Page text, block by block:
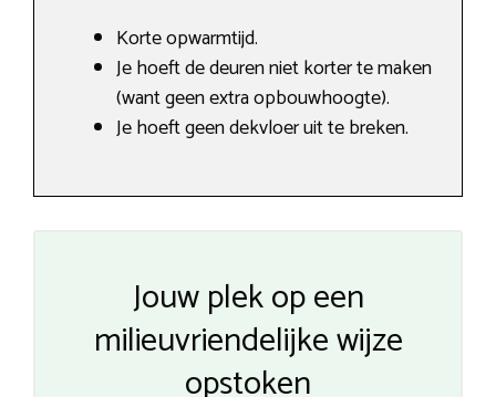
Korte opwarmtijd.
Je hoeft de deuren niet korter te maken
(want geen extra opbouwhoogte).
Je hoeft geen dekvloer uit te breken.
Jouw plek op een
milieuvriendelijke wijze
opstoken